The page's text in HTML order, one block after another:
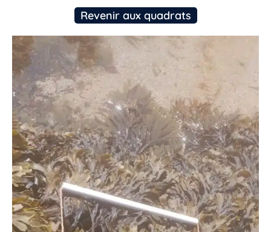
Revenir aux quadrats